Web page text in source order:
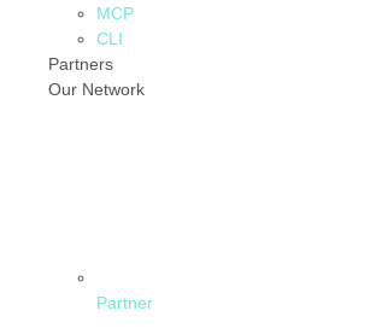
MCP
CLI
Partners
Our Network
Partner